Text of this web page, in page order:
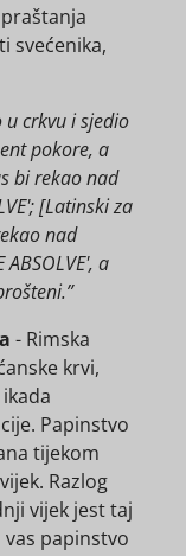
svećenika,
u crkvu i sjedio
pokore, a
bi rekao nad
[Latinski za
nad
a
- Rimska
krvi,
Papinstvo
tijekom
Razlog
vijek jest taj
vas papinstvo